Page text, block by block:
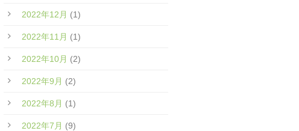
2022年12月 (1)
2022年11月 (1)
2022年10月 (2)
2022年9月 (2)
2022年8月 (1)
2022年7月 (9)